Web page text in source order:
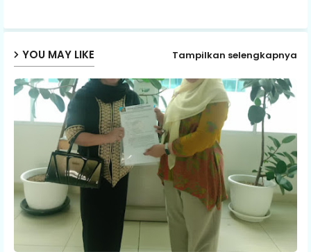
YOU MAY LIKE Tampilkan selengkapnya